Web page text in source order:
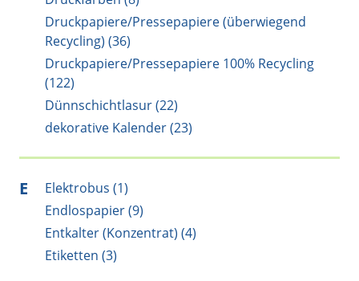
Druckpapiere/Pressepapiere (überwiegend
Recycling) (36)
Druckpapiere/Pressepapiere 100% Recycling
(122)
Dünnschichtlasur (22)
dekorative Kalender (23)
E
Elektrobus (1)
Endlospapier (9)
Entkalter (Konzentrat) (4)
Etiketten (3)